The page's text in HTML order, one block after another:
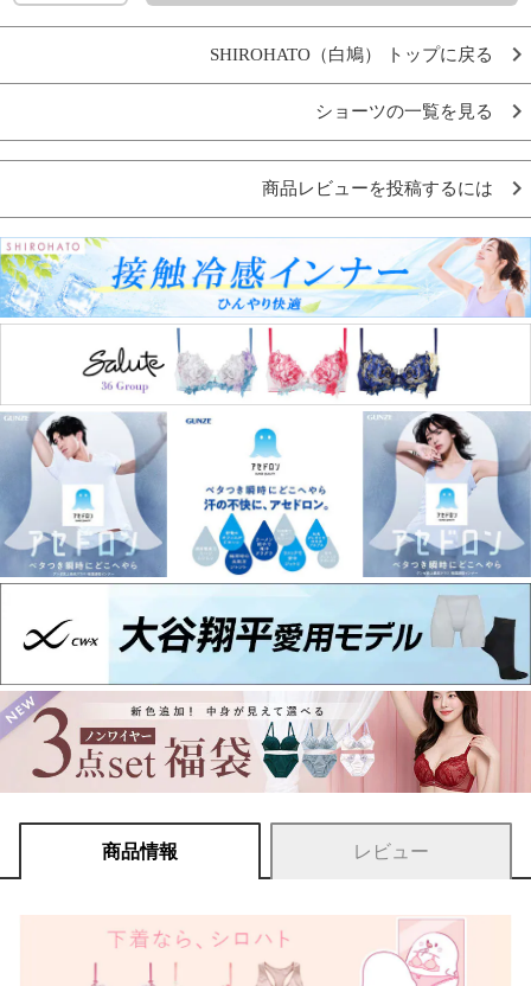
SHIROHATO（白鳩） トップに戻る
ショーツの一覧を見る
商品レビューを投稿するには
商品情報 レビュー